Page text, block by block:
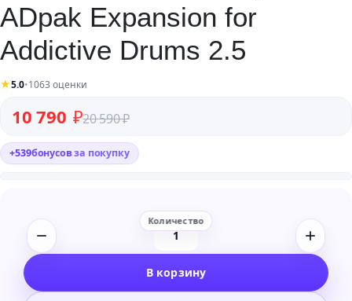
ADpak Expansion for
Addictive Drums 2.5
★5.0•1063 оценки
20 590₽
Первоначальная цена составляла 20 590 ₽.
10 790 ₽
Текущая цена: 10 790 ₽.
+539бонусовза покупку
Количество
XLN
В корзину